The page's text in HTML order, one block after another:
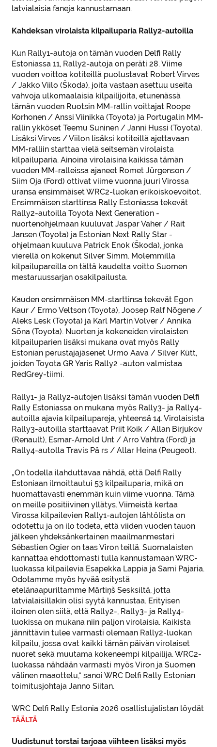
latvialaisia faneja kannustamaan.
Kahdeksan virolaista kilpailuparia Rally2-autoilla
Kun Rally1-autoja on tämän vuoden Delfi Rally
Estoniassa 11, Rally2-autoja on peräti 28. Viime
vuoden voittoa kotiteillä puolustavat Robert Virves
/ Jakko Viilo (Škoda), joita vastaan asettuu useita
vahvoja ulkomaalaisia kilpailijoita, etunenässä
tämän vuoden Ruotsin MM-rallin voittajat Roope
Korhonen / Anssi Viinikka (Toyota) ja Portugalin MM-
rallin ykköset Teemu Suninen / Janni Hussi (Toyota).
Lisäksi Virves / Viilon lisäksi kotiteillä ajettavaan
MM-ralliin starttaa vielä seitsemän virolaista
kilpailuparia. Ainoina virolaisina kaikissa tämän
vuoden MM-ralleissa ajaneet Romet Jürgenson /
Siim Oja (Ford) ottivat viime vuonna juuri Virossa
uransa ensimmäiset WRC2-luokan erikoiskoevoitot.
Ensimmäisen starttinsa Rally Estoniassa tekevät
Rally2-autoilla Toyota Next Generation -
nuortenohjelmaan kuuluvat Jaspar Vaher / Rait
Jansen (Toyota) ja Estonian Next Rally Star -
ohjelmaan kuuluva Patrick Enok (Škoda), jonka
vierellä on kokenut Silver Simm. Molemmilla
kilpailupareilla on tältä kaudelta voitto Suomen
mestaruussarjan osakilpailusta.
Kauden ensimmäisen MM-starttinsa tekevät Egon
Kaur / Ermo Veltson (Toyota), Joosep Ralf Nõgene /
Aleks Lesk (Toyota) ja Karl Martin Volver / Annika
Sõna (Toyota). Nuorten ja kokeneiden virolaisten
kilpailuparien lisäksi mukana ovat myös Rally
Estonian perustajajäsenet Urmo Aava / Silver Kütt,
joiden Toyota GR Yaris Rally2 -auton valmistaa
RedGrey-tiimi.
Rally1- ja Rally2-autojen lisäksi tämän vuoden Delfi
Rally Estoniassa on mukana myös Rally3- ja Rally4-
autoilla ajavia kilpailupareja, yhteensä 14. Virolaisista
Rally3-autoilla starttaavat Priit Koik / Allan Birjukov
(Renault), Esmar-Arnold Unt / Arro Vahtra (Ford) ja
Rally4-autolla Travis Pä rs / Allar Heina (Peugeot).
„On todella ilahduttavaa nähdä, että Delfi Rally
Estoniaan ilmoittautui 53 kilpailuparia, mikä on
huomattavasti enemmän kuin viime vuonna. Tämä
on meille positiivinen yllätys. Viimeistä kertaa
Virossa kilpailevien Rally1-autojen lähtölista on
odotettu ja on ilo todeta, että viiden vuoden tauon
jälkeen yhdeksänkertainen maailmanmestari
Sébastien Ogier on taas Viron teillä. Suomalaisten
kannattaa ehdottomasti tulla kannustamaan WRC-
luokassa kilpailevia Esapekka Lappia ja Sami Pajaria.
Odotamme myös hyvää esitystä
etelänaapuriltamme Mārtiņš Sesksiltä, jotta
latvialaisillakin olisi syytä kannustaa. Erityisen
iloinen olen siitä, että Rally2-, Rally3- ja Rally4-
luokissa on mukana niin paljon virolaisia. Kaikista
jännittävin tulee varmasti olemaan Rally2-luokan
kilpailu, jossa ovat kaikki tämän päivän virolaiset
nuoret sekä muutama kokeneempi kilpailija. WRC2-
luokassa nähdään varmasti myös Viron ja Suomen
välinen maaottelu,“ sanoi WRC Delfi Rally Estonian
toimitusjohtaja Janno Siitan.
WRC Delfi Rally Estonia 2026 osallistujalistan löydät
TÄÄLTÄ
Uudistunut torstai tarjoaa viihteen lisäksi myös